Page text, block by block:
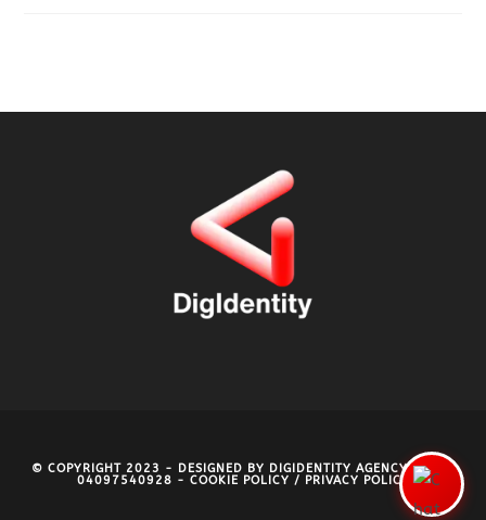
© COPYRIGHT 2023 - DESIGNED BY DIGIDENTITY AGENCY- P.IVA
04097540928 - COOKIE POLICY / PRIVACY POLICY